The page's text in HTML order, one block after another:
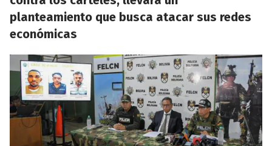
planteamiento que busca atacar sus redes
económicas